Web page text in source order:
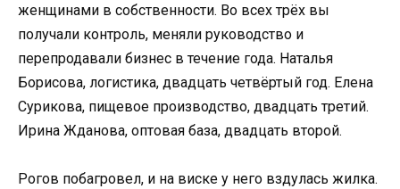
женщинами в собственности. Во всех трёх вы
получали контроль, меняли руководство и
перепродавали бизнес в течение года. Наталья
Борисова, логистика, двадцать четвёртый год. Елена
Сурикова, пищевое производство, двадцать третий.
Ирина Жданова, оптовая база, двадцать второй.
Рогов побагровел, и на виске у него вздулась жилка.